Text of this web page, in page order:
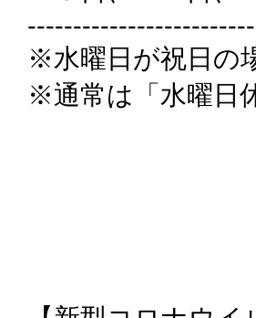
※水曜日が祝日の
※通常は「水曜日